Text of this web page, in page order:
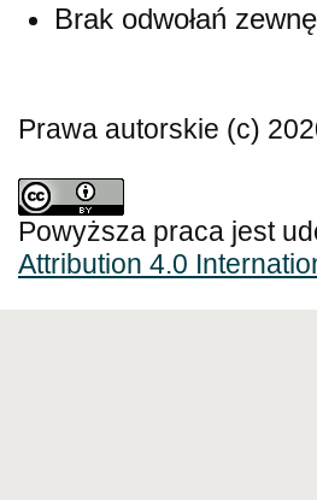
Brak odwołań
Prawa autorskie (c)
Powyższa praca jest
Attribution 4.0